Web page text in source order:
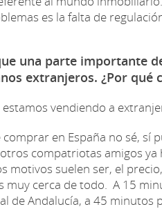
es la falta de
una parte importante
extranjeros. ¿Por qué
vendiendo a
comprar en España no sé, sí
compatriotas amigos ya
motivos suelen ser, el
muy cerca de todo. A 15
de Andalucía, a 45 minutos